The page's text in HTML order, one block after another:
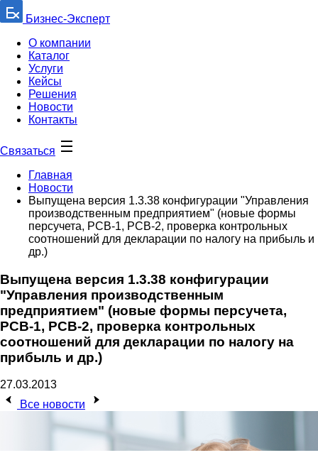
Бизнес-Эксперт
О компании
Каталог
Услуги
Кейсы
Решения
Новости
Контакты
Связаться
Главная
Новости
Выпущена версия 1.3.38 конфигурации "Управления
производственным предприятием" (новые формы
персучета, РСВ-1, РСВ-2, проверка контрольных
соотношений для декларации по налогу на прибыль и
др.)
Выпущена версия 1.3.38 конфигурации
"Управления производственным
предприятием" (новые формы персучета,
РСВ-1, РСВ-2, проверка контрольных
соотношений для декларации по налогу на
прибыль и др.)
27.03.2013
Все новости